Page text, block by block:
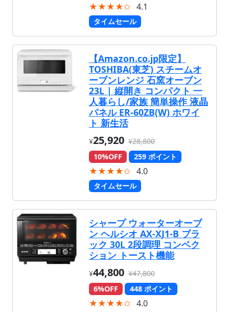
★★★★✩ 4.1
タイムセール
【Amazon.co.jp限定】
TOSHIBA(東芝) スチームオ
ーブンレンジ 石窯オーブン
23L | 縦開き コンパクト 一
人暮らし/家族 簡単操作 液晶
パネル ER-60ZB(W) ホワイ
ト 新生活
¥25,920 ¥28,800
10%OFF
259 ポイント
★★★★✩ 4.0
タイムセール
シャープ ウォーターオーブ
ン ヘルシオ AX-XJ1-B ブラ
ック 30L 2段調理 コンベク
ション トースト機能
¥44,800 ¥47,800
6%OFF
448 ポイント
★★★★✩ 4.0